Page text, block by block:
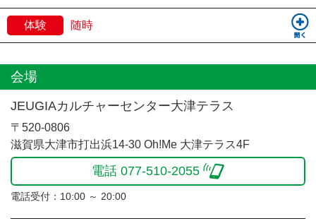
体験 随時
会場
JEUGIAカルチャーセンター大津テラス
〒520-0806
滋賀県大津市打出浜14-30 Oh!Me 大津テラス4F
電話 077-510-2055
電話受付：10:00 ～ 20:00